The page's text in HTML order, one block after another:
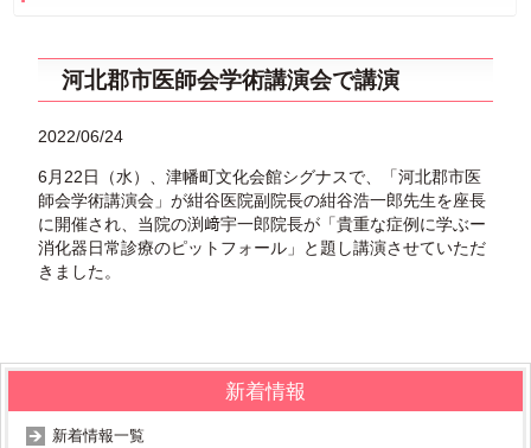
河北郡市医師会学術講演会で講演
2022/06/24
6月22日（水）、津幡町文化会館シグナスで、「河北郡市医
師会学術講演会」が紺谷医院副院長の紺谷浩一郎先生を座長
に開催され、当院の渕﨑宇一郎院長が「貴重な症例に学ぶー
消化器日常診療のピットフォール」と題し講演させていただ
きました。
新着情報
新着情報一覧